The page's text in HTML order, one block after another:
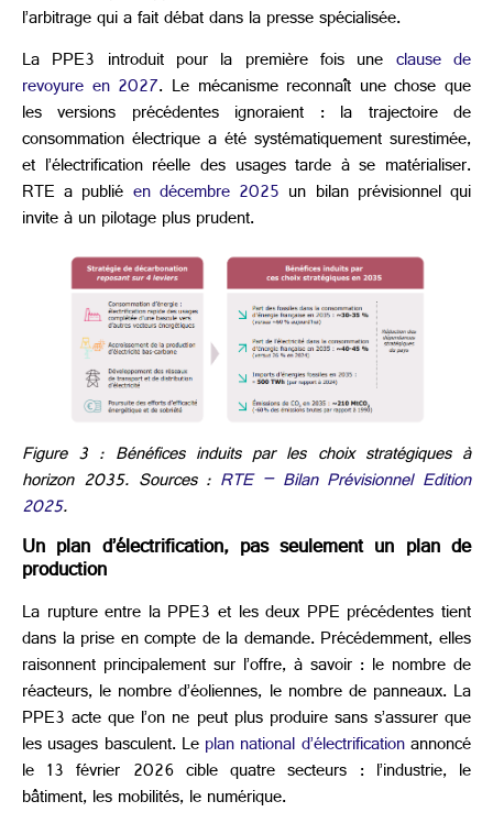
l’arbitrage qui a fait débat dans la presse spécialisée.
La PPE3 introduit pour la première fois une clause de
revoyure en 2027. Le mécanisme reconnaît une chose que
les versions précédentes ignoraient : la trajectoire de
consommation électrique a été systématiquement surestimée,
et l’électrification réelle des usages tarde à se matérialiser.
RTE a publié en décembre 2025 un bilan prévisionnel qui
invite à un pilotage plus prudent.
Figure 3 : Bénéfices induits par les choix stratégiques à
horizon 2035. Sources : RTE – Bilan Prévisionnel Edition
2025.
Un plan d’électrification, pas seulement un plan de
production
La rupture entre la PPE3 et les deux PPE précédentes tient
dans la prise en compte de la demande. Précédemment, elles
raisonnent principalement sur l’offre, à savoir : le nombre de
réacteurs, le nombre d’éoliennes, le nombre de panneaux. La
PPE3 acte que l’on ne peut plus produire sans s’assurer que
les usages basculent. Leplan national d’électrificationannoncé
le 13 février 2026 cible quatre secteurs : l’industrie, le
bâtiment, les mobilités, le numérique.